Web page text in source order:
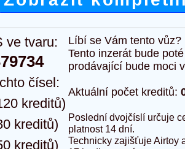
ve tvaru:
čísel:
kreditů)
kreditů)
kreditů)
Líbí se Vám tento
Tento inzerát bude
prodávající bude moci
Aktuální počet kreditů:
Poslední dvojčíslí určuje
platnost 14 dní.
Technicky zajišťuje Airtoy